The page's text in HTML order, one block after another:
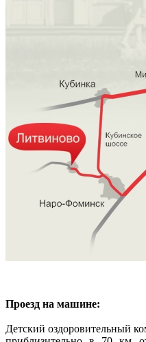
Проезд на машине:
Детский оздоровительный